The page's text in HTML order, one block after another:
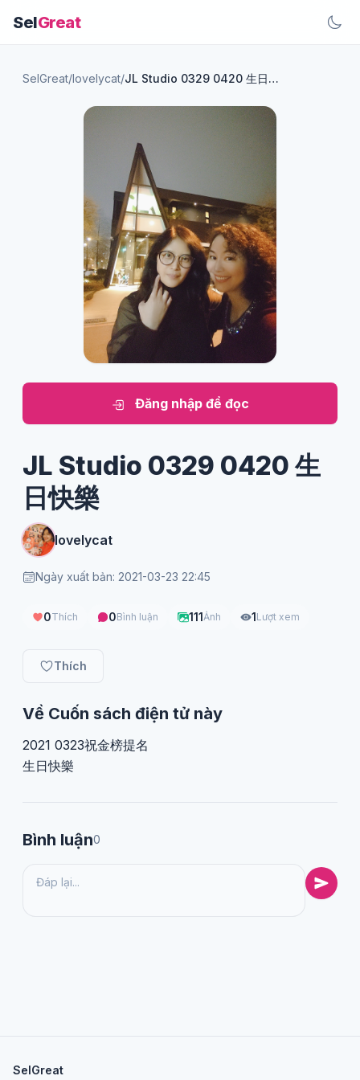
SelGreat
SelGreat/lovelycat/ JL Studio 0329 0420 生日快樂
Đăng nhập để đọc
JL Studio 0329 0420 生
日快樂
lovelycat
Ngày xuất bản: 2021-03-23 22:45
0Thích 0Bình luận 111Ảnh 1Lượt xem
Thích
Về Cuốn sách điện tử này
2021 0323祝金榜提名
生日快樂
Bình luận0
SelGreat